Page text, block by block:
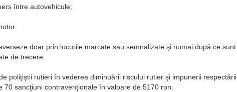
între autovehicule;
doar prin locurile marcate sau semnalizate şi numai după ce sunt
de trecere.
poliţiştii rutieri în vederea diminuării riscului rutier şi impunerii respectării
70 sancţiuni contravenţionale în valoare de 5170 ron.